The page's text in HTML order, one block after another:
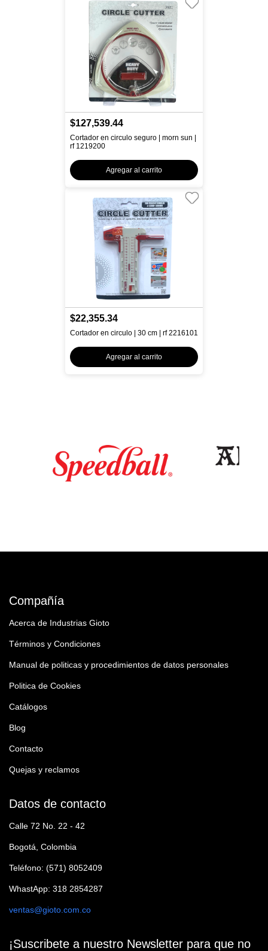
$127,539.44
Cortador en circulo seguro | morn sun |
rf 1219200
Agregar al carrito
$22,355.34
Cortador en circulo | 30 cm | rf 2216101
Agregar al carrito
Compañía
Acerca de Industrias Gioto
Términos y Condiciones
Manual de politicas y procedimientos de datos personales
Politica de Cookies
Catálogos
Blog
Contacto
Quejas y reclamos
Datos de contacto
Calle 72 No. 22 - 42
Bogotá, Colombia
Teléfono: (571) 8052409
WhastApp: 318 2854287
ventas@gioto.com.co
¡Suscribete a nuestro Newsletter para que no